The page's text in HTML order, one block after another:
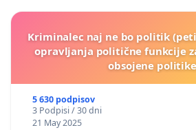
Kriminalec naj ne bo politik
opravljanja politične funkcije
obsojene
5 630 podpisov
3 Podpisi / 30 dni
21 May 2025